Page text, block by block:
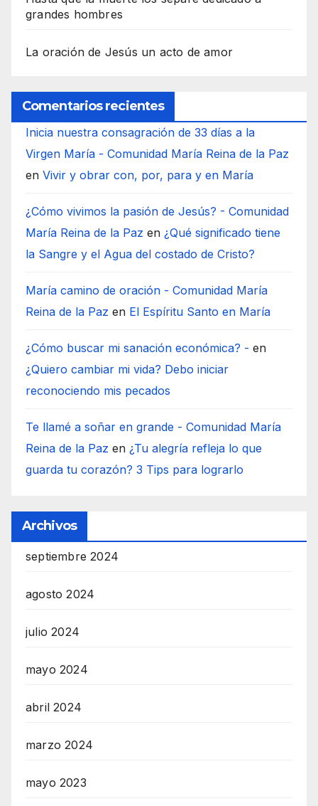
grandes hombres
La oración de Jesús un acto de amor
Comentarios recientes
Inicia nuestra consagración de 33 días a la
Virgen María - Comunidad María Reina de la Paz
en Vivir y obrar con, por, para y en María
¿Cómo vivimos la pasión de Jesús? - Comunidad
María Reina de la Paz en ¿Qué significado tiene
la Sangre y el Agua del costado de Cristo?
María camino de oración - Comunidad María
Reina de la Paz en El Espíritu Santo en María
¿Cómo buscar mi sanación económica? - en
¿Quiero cambiar mi vida? Debo iniciar
reconociendo mis pecados
Te llamé a soñar en grande - Comunidad María
Reina de la Paz en ¿Tu alegría refleja lo que
guarda tu corazón? 3 Tips para lograrlo
Archivos
septiembre 2024
agosto 2024
julio 2024
mayo 2024
abril 2024
marzo 2024
mayo 2023